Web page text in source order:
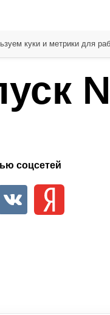
соцсетей
куки и метрики для